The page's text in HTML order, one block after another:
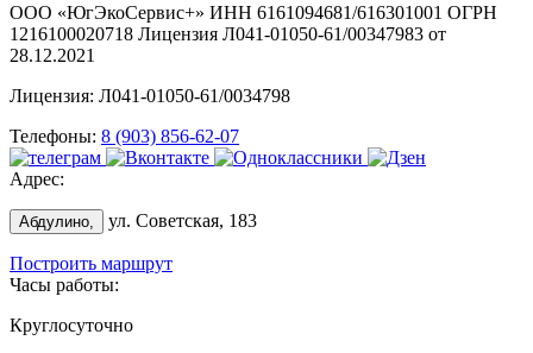
ООО «ЮгЭкоСервис+» ИНН 6161094681/616301001 ОГРН
1216100020718 Лицензия Л041-01050-61/00347983 от
28.12.2021
Лицензия: Л041-01050-61/0034798
Телефоны: 8 (903) 856-62-07
Адрес:
Абдулино, ул. Советская, 183
Построить маршрут
Часы работы:
Круглосуточно